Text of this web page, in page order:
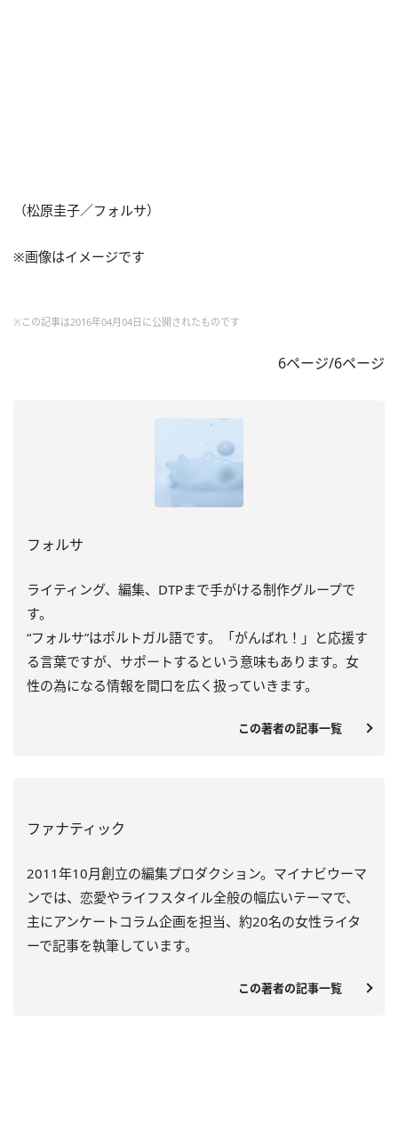
（松原圭子／フォルサ）
※画像はイメージです
※この記事は2016年04月04日に公開されたものです
6ページ/6ページ
フォルサ
ライティング、編集、DTPまで手がける制作グループで
す。
“フォルサ”はポルトガル語です。「がんばれ！」と応援す
る言葉ですが、サポートするという意味もあります。女
性の為になる情報を間口を広く扱っていきます。
この著者の記事一覧
ファナティック
2011年10月創立の編集プロダクション。マイナビウーマ
ンでは、恋愛やライフスタイル全般の幅広いテーマで、
主にアンケートコラム企画を担当、約20名の女性ライタ
ーで記事を執筆しています。
この著者の記事一覧